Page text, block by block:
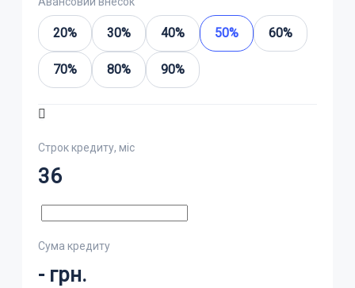
20% 30% 40% 50% 60%
70% 80% 90%
Строк кредиту, міс
36
Сума кредиту
- грн.